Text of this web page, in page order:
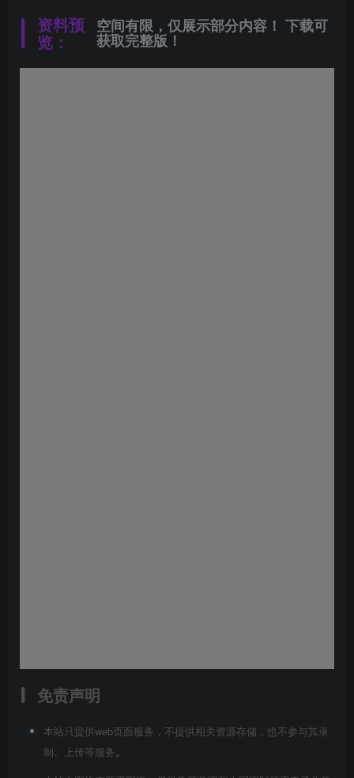
资料预
览：
空间有限，仅展示部分内容！ 下载可
获取完整版！
免责声明
本站只提供web页面服务，不提供相关资源存储，也不参与其录
制、上传等服务。